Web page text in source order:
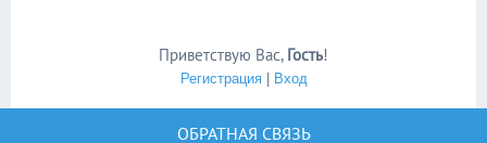
Приветствую Вас, Гость!
Регистрация| Вход
ОБРАТНАЯ СВЯЗЬ